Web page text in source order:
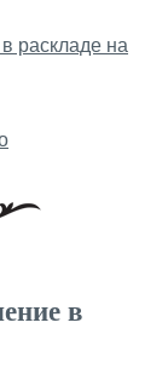
раскладе на
в